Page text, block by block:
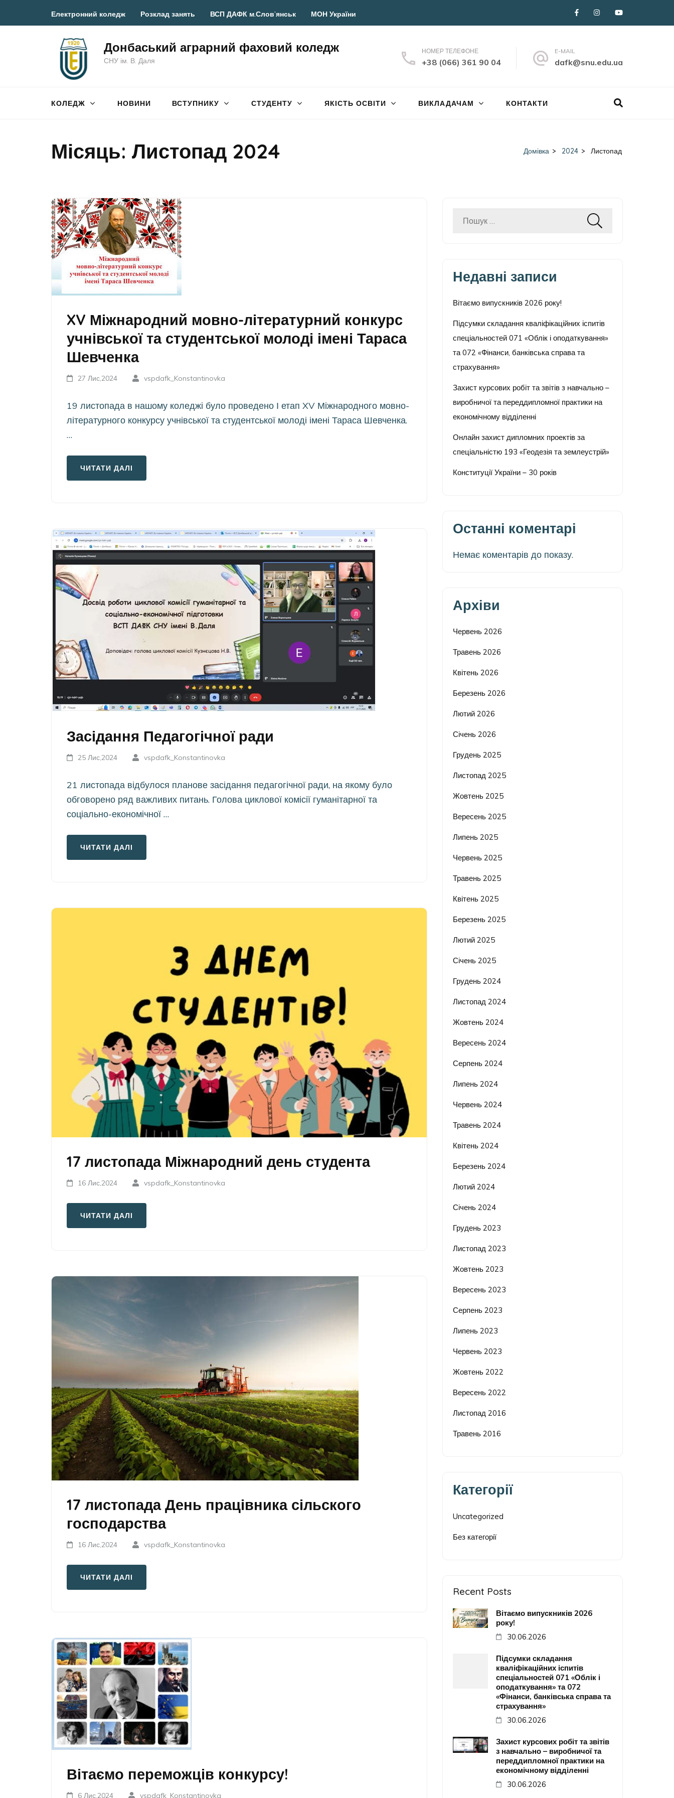
Електронний коледж Розклад занять ВСП ДАФК м.Слов’янськ МОН України
Донбаський аграрний фаховий коледж
СНУ ім. В. Даля
НОМЕР ТЕЛЕФОНЕ
+38 (066) 361 90 04
E-MAIL
dafk@snu.edu.ua
КОЛЕДЖ НОВИНИ ВСТУПНИКУ СТУДЕНТУ ЯКІСТЬ ОСВІТИ ВИКЛАДАЧАМ КОНТАКТИ
Місяць: Листопад 2024 Домівка > 2024 > Листопад
XV Міжнародний мовно-літературний конкурс
учнівської та студентської молоді імені Тараса
Шевченка
27 Лис,2024 vspdafk_Konstantinovka
19 листопада в нашому коледжі було проведено І етап XV Міжнародного мовно-
літературного конкурсу учнівської та студентської молоді імені Тараса Шевченка.
…
ЧИТАТИ ДАЛІ
Засідання Педагогічної ради
25 Лис,2024 vspdafk_Konstantinovka
21 листопада відбулося планове засідання педагогічної ради, на якому було
обговорено ряд важливих питань. Голова циклової комісії гуманітарної та
соціально-економічної …
ЧИТАТИ ДАЛІ
17 листопада Міжнародний день студента
16 Лис,2024 vspdafk_Konstantinovka
ЧИТАТИ ДАЛІ
17 листопада День працівника сільского
господарства
16 Лис,2024 vspdafk_Konstantinovka
ЧИТАТИ ДАЛІ
Вітаємо переможців конкурсу!
6 Лис,2024 vspdafk_Konstantinovka
Пошук:
Недавні записи
Вітаємо випускників 2026 року!
Підсумки складання кваліфікаційних іспитів
спеціальностей 071 «Облік і оподаткування»
та 072 «Фінанси, банківська справа та
страхування»
Захист курсових робіт та звітів з навчально –
виробничої та переддипломної практики на
економічному відділенні
Онлайн захист дипломних проектів за
спеціальністю 193 «Геодезія та землеустрій»
Конституції України – 30 років
Останні коментарі
Немає коментарів до показу.
Архіви
Червень 2026
Травень 2026
Квітень 2026
Березень 2026
Лютий 2026
Січень 2026
Грудень 2025
Листопад 2025
Жовтень 2025
Вересень 2025
Липень 2025
Червень 2025
Травень 2025
Квітень 2025
Березень 2025
Лютий 2025
Січень 2025
Грудень 2024
Листопад 2024
Жовтень 2024
Вересень 2024
Серпень 2024
Липень 2024
Червень 2024
Травень 2024
Квітень 2024
Березень 2024
Лютий 2024
Січень 2024
Грудень 2023
Листопад 2023
Жовтень 2023
Вересень 2023
Серпень 2023
Липень 2023
Червень 2023
Жовтень 2022
Вересень 2022
Листопад 2016
Травень 2016
Категорії
Uncategorized
Без категорії
Recent Posts
Вітаємо випускників 2026
року!
30.06.2026
Підсумки складання
кваліфікаційних іспитів
спеціальностей 071 «Облік і
оподаткування» та 072
«Фінанси, банківська справа та
страхування»
30.06.2026
Захист курсових робіт та звітів
з навчально – виробничої та
переддипломної практики на
економічному відділенні
30.06.2026